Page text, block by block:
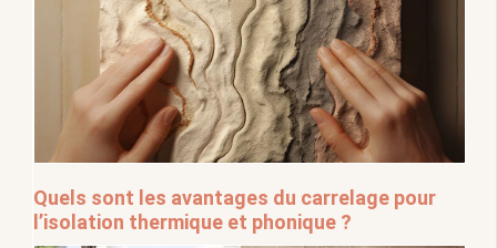
Quels sont les avantages du carrelage pour
l’isolation thermique et phonique ?